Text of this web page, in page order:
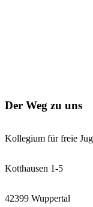
Der Weg zu uns
Kollegium für freie
Kotthausen 1-5
42399 Wuppertal